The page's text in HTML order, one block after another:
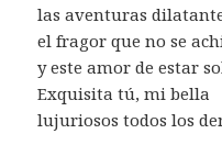
las aventuras
el fragor que no se
y este amor de estar
Exquisita tú, mi bella
lujuriosos todos los